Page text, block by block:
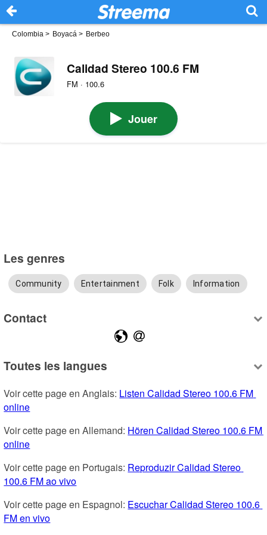
Colombia > Boyacá > Berbeo
Calidad Stereo 100.6 FM
FM · 100.6
Jouer
Les genres
Community Entertainment Folk Information
Contact
Toutes les langues
Voir cette page en Anglais: Listen Calidad Stereo 100.6 FM
online
Voir cette page en Allemand: Hören Calidad Stereo 100.6 FM
online
Voir cette page en Portugais: Reproduzir Calidad Stereo
100.6 FM ao vivo
Voir cette page en Espagnol: Escuchar Calidad Stereo 100.6
FM en vivo